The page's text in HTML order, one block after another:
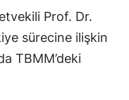
Prof. Dr.
sürecine ilişkin
TBMM’deki